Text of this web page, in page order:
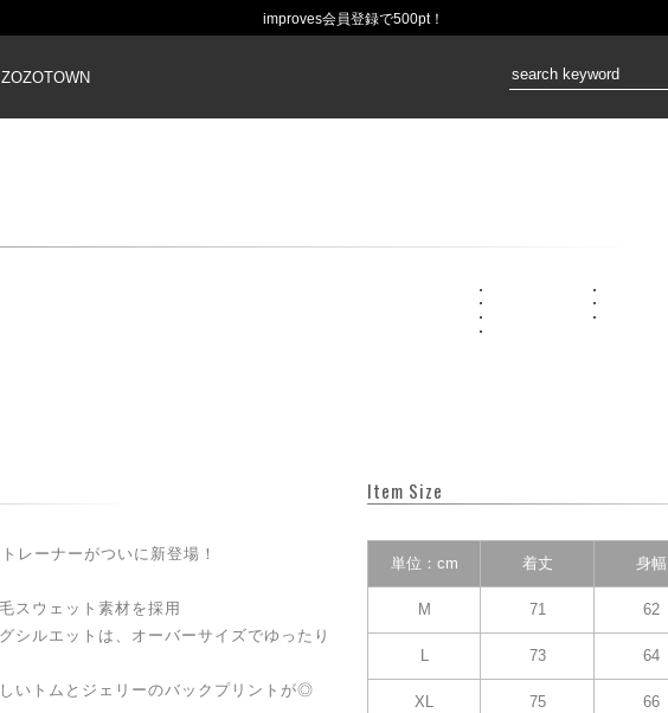
improves会員登録で500pt！
ZOZOTOWN
レーナーがついに新登場！
スウェット素材を採用
シルエットは、オーバーサイズでゆったり
いトムとジェリーのバックプリントが◎
Item Size
単位：cm 着丈 身幅
M 71 62
L 73 64
XL 75 66